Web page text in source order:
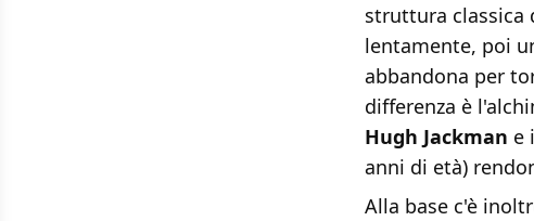
struttura classica
lentamente, poi
abbandona per
differenza è
Hugh Jackman e
anni di età)
Alla base c'è